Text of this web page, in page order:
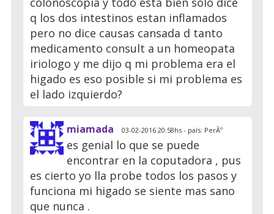
q los dos intestinos estan inflamados
pero no dice causas cansada d tanto
medicamento consult a un homeopata
iriologo y me dijo q mi problema era el
higado es eso posible si mi problema es
el lado izquierdo?
miamada 03-02-2016 20:58hs - país: PerÃº
es genial lo que se puede
encontrar en la coputadora , pus
es cierto yo lla probe todos los pasos y
funciona mi higado se siente mas sano
que nunca .